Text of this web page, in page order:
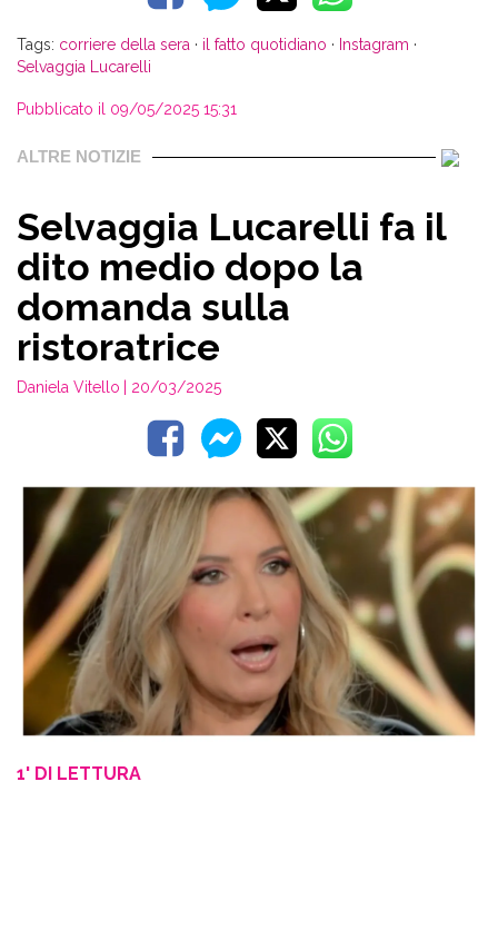
Tags: corriere della sera · il fatto quotidiano · Instagram ·
Selvaggia Lucarelli
Pubblicato il 09/05/2025 15:31
ALTRE NOTIZIE
Selvaggia Lucarelli fa il
dito medio dopo la
domanda sulla
ristoratrice
Daniela Vitello | 20/03/2025
1' DI LETTURA